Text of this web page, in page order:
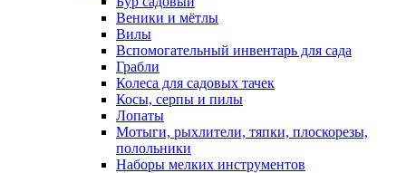
Веники и мётлы
Вилы
Вспомогательный инвентарь для сада
Грабли
Колеса для садовых тачек
Косы, серпы и пилы
Лопаты
Мотыги, рыхлители, тяпки, плоскорезы,
полольники
Наборы мелких инструментов